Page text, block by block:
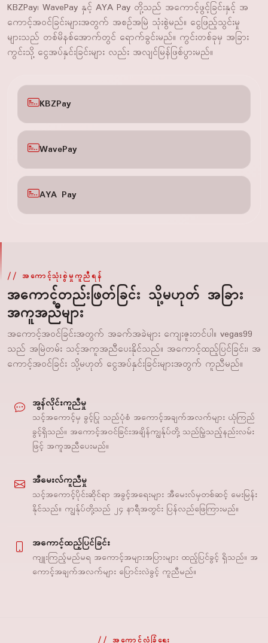
KBZPay၊ WavePay နှင့် AYA Pay တို့သည် အကောင့်ဖွင့်ခြင်းနှင့် အ
ကောင့်အဝင်ခြင်းများအတွက် အစဉ်အမြဲ သုံးစွဲမည်။ ငွေဖြည့်သွင်းမှု
များသည် တစ်မိနစ်အောက်တွင် ရောက်ခွင်းမည်။ ကွင်းတစ်ခုမှ အခြား
ကွင်းသို့ ငွေအပ်နှင်းခြင်းများ လည်း အလျင်မြန်ဖြစ်ပွားမည်။
KBZPay
WavePay
AYA Pay
အကောင့်သုံးစွဲမှုကူညီရန်
အကောင့်တည်းဖြတ်ခြင်း သို့မဟုတ် အခြား
အကူအညီများ
အကောင့်အဝင်ခြင်းအတွက် အခက်အခဲများ ကျေးဇူးတင်ပါ။ vegas99
သည် အမြဲတမ်း သင့်အကူအညီပေးနိုင်သည်။ အကောင့်ထည့်ပြင်ခြင်း၊ အ
ကောင့်အဝင်ခြင်း သို့မဟုတ် ငွေအပ်နှင်းခြင်းများအတွက် ကူညီမည်။
အွန်လိုင်းကူညီမှု
သင့်အကောင့်မှ ခွင့်ပြု သည်ပုံစံ အကောင့်အချက်အလက်များ ယုံကြည်
ခွင့်ရှိသည်။ အကောင့်အဝင်ခြင်းအချိန်ကျွန်ုပ်တို့ သည်မြဲ့သည့်နည်းလမ်း
ဖြင့် အကူအညီပေးမည်။
အီမေးလ်ကူညီမှု
သင့်အကောင့်ပိုင်းဆိုင်ရာ အခွင့်အရေးများ အီမေးလ်မှတစ်ဆင့် မေးမြန်း
နိုင်သည်။ ကျွန်ုပ်တို့သည် ၂၄ နာရီအတွင်း ပြန်လည်ဖြေကြားမည်။
အကောင့်ထည့်ပြင်ခြင်း
ကျူးကြည့်မည်မရ အကောင့်အများအပြားများ ထည့်ပြင်ခွင့် ရှိသည်။ အ
ကောင့်အချက်အလက်များ ပြောင်းလဲခွင့် ကူညီမည်။
အကောင့်လုံခြုံရေး